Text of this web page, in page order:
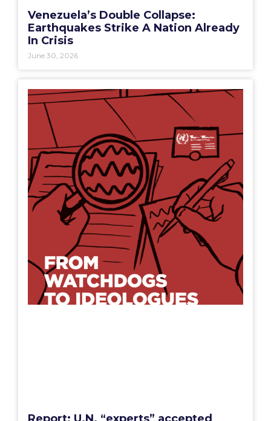
Venezuela’s Double Collapse:
Earthquakes Strike A Nation Already
In Crisis
June 30, 2026